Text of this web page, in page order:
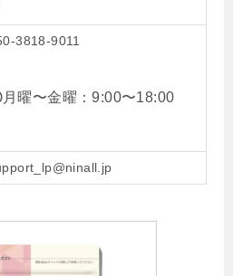
3818-9011
月曜〜金曜：9:00〜18:00